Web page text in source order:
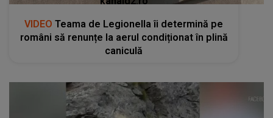
VIDEO Teama de Legionella îi determină pe
români să renunțe la aerul condiționat în plină
caniculă